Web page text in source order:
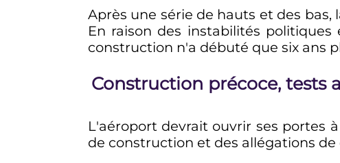
Après une série de hauts et des bas,
En raison des instabilités
construction n'a débuté que six ans
Construction précoce, tests
L'aéroport devrait ouvrir ses portes
de construction et des allégations